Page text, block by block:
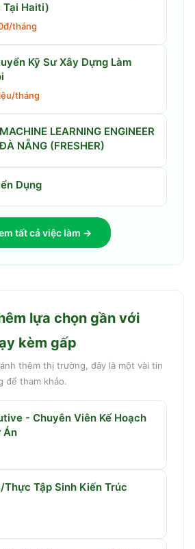
Tại Haiti)
tháng
Kỹ Sư Xây Dựng Làm
tháng
LEARNING ENGINEER
NẴNG (FRESHER)
Dụng
tất cả việc làm →
lựa chọn gần với
kèm gấp
thêm thị trường, đây là một vài tin
để tham khảo.
- Chuyên Viên Kế Hoạch
Án
Thực Tập Sinh Kiến Trúc